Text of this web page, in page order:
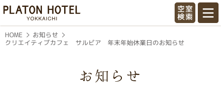
喜びのときを創造／プラトンホテル四
HOME お知らせ
クリエイティブカフェ サルビア 年末年始休業日のお知らせ
お知らせ